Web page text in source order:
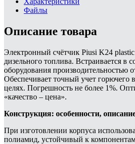
Файлы
Описание товара
Электронный счётчик Piusi K24 plastic
дизельного топлива. Встраивается в
оборудования производительностью
Обеспечивает точный учет горючего
целях. Погрешность не более 1%.
«качество – цена».
Конструкция: особенности,
При изготовлении корпуса
полиамид, устойчивый к